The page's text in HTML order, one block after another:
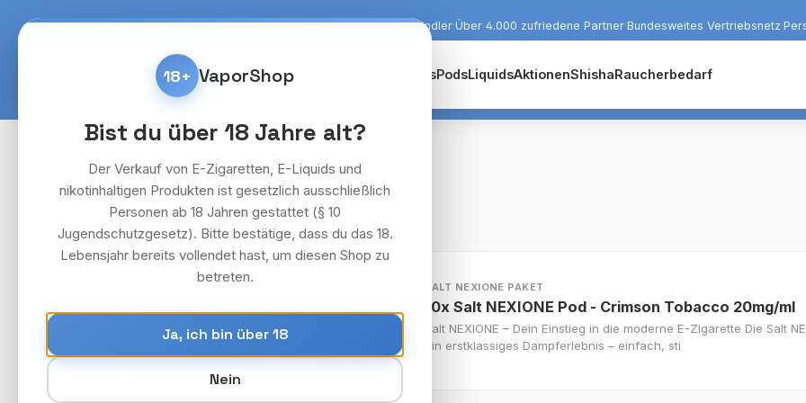
Hauptinhalt springen
Zur Suche springen
Zur Hauptnavigation springen Kostenlose Lieferung für Händler·Über 4.000 zufriedene Partner·Bundesweites Vertriebsnetz·
Home E-Zigaretten & VapesPodsLiquidsAktionenShishaRaucherbedarf
Hersteller
Preis
Pods
SALT NEXIONE PAKET
10x Salt NEXIONE Pod - Crimson Tobacco 20mg/ml
Salt NEXIONE – Dein Einstieg in die moderne E-Zigarette Die Salt
ein erstklassiges Dampferlebnis – einfach, sti
18+ VaporShop
Bist du über 18 Jahre alt?
Der Verkauf von E-Zigaretten, E-Liquids und
nikotinhaltigen Produkten ist gesetzlich ausschließlich
Personen ab 18 Jahren gestattet (§ 10
Jugendschutzgesetz). Bitte bestätige, dass du das 18.
Lebensjahr bereits vollendet hast, um diesen Shop zu
betreten.
Ja, ich bin über 18
Nein